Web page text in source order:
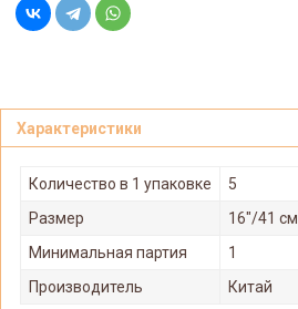
Характеристики
Количество в 1 упаковке
5
Размер
16"/41 см
Минимальная партия
1
Производитель
Китай